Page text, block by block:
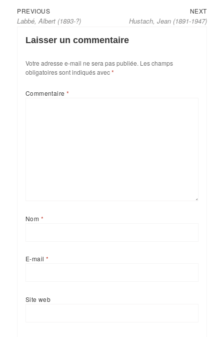
Navigation
de
l’article
PREVIOUSPrevious
post:
Labbé, Albert (1893-?)
NEXTNext
post:
Hustach, Jean (1891-1947)
Laisser un commentaire
Votre adresse e-mail ne sera pas publiée. Les champs
obligatoires sont indiqués avec*
Commentaire*
Nom *
E-mail *
Site web